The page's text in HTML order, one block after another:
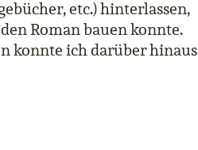
etc.) hinterlassen,
Roman bauen konnte.
konnte ich darüber hinaus